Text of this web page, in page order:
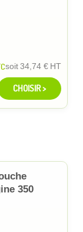
soit34,74 € HT
CHOISIR >
350